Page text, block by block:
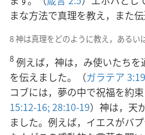
まな方法で真理を教え，また
8 神は真理をどのように教え，あるい
8 例えば，神は，み使いたち
を伝えました。（ガラテア 3:19
コブには，夢の中で祝福を約
15:12-16; 28:10-19）神は，天
ました。例えば，イエスがバプ